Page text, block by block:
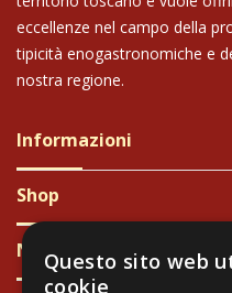
eccellenze nel campo della
tipicità enogastronomiche e
nostra regione.
Informazioni
Shop
Newsletter
Questo sito web
cookie